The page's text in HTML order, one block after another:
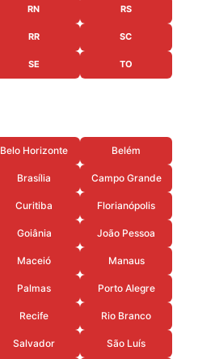
RN RS
RR SC
SE TO
Belo Horizonte Belém
Brasília Campo Grande
Curitiba Florianópolis
Goiânia João Pessoa
Maceió Manaus
Palmas Porto Alegre
Recife Rio Branco
Salvador São Luís